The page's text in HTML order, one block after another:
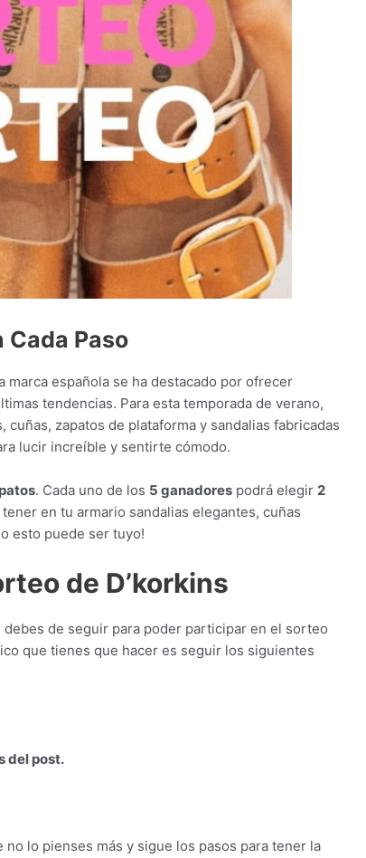
Cada Paso
marca española se ha destacado por ofrecer
tendencias. Para esta temporada de verano,
cuñas, zapatos de plataforma y sandalias fabricadas
lucir increíble y sentirte cómodo.
. Cada uno de los 5 ganadorespodrá elegir 2
en tu armario sandalias elegantes, cuñas
esto puede ser tuyo!
de D’korkins
de seguir para poder participar en el sorteo
que tienes que hacer es seguir los siguientes
del post.
lo pienses más y sigue los pasos para tener la